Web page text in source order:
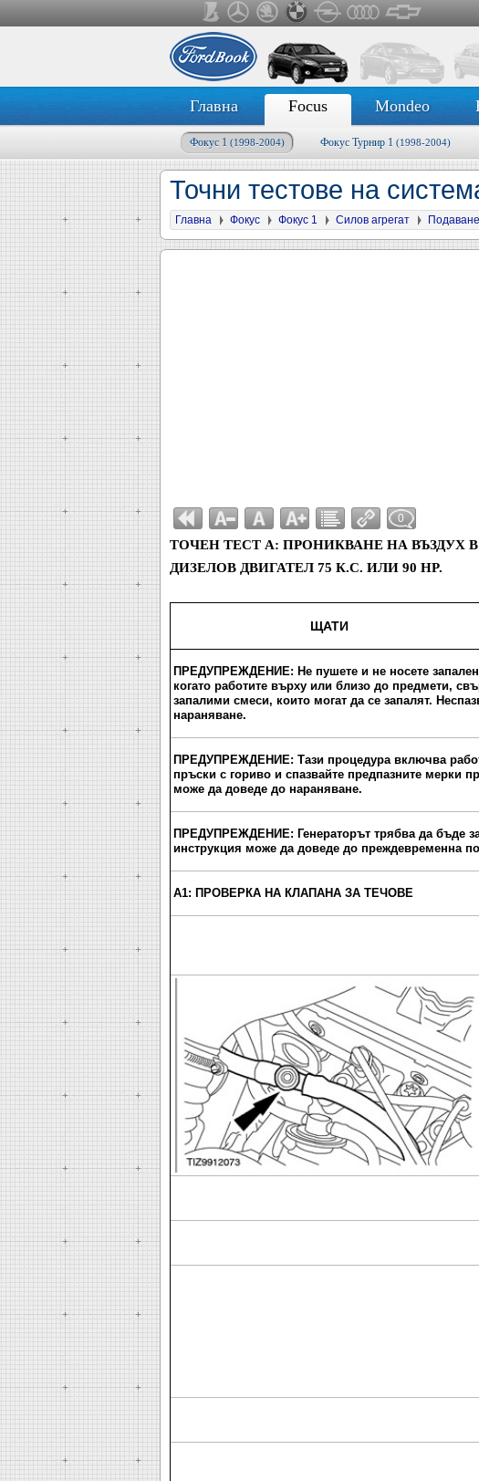
Главна Focus Mondeo
Фокус 1 (1998-2004) Фокус Турнир 1 (1998-2004)
Точни тестове на
Главна Фокус Фокус 1 Силов агрегат
0
ТОЧЕН ТЕСТ A: ПРОНИКВАНЕ НА ВЪЗДУХ В
ДИЗЕЛОВ ДВИГАТЕЛ 75 К.С. ИЛИ 90 HP.
ЩАТИ
ПРЕДУПРЕЖДЕНИЕ: Не пушете и не носете
когато работите върху или близо до предмети,
запалими смеси, които могат да се запалят.
нараняване.
ПРЕДУПРЕЖДЕНИЕ: Тази процедура включва
пръски с гориво и спазвайте предпазните мерки
може да доведе до нараняване.
ПРЕДУПРЕЖДЕНИЕ: Генераторът трябва да бъде
инструкция може да доведе до преждевременна
A1: ПРОВЕРКА НА КЛАПАНА ЗА ТЕЧОВЕ